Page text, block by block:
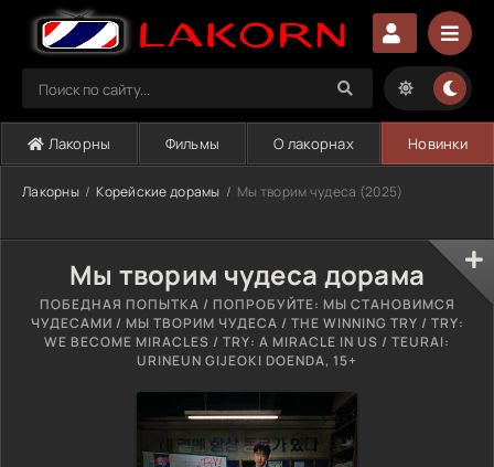
Лакорны Фильмы О лакорнах Новинки
Лакорны Корейские дорамы Мы творим чудеса (2025)
Мы творим чудеса дорама
ПОБЕДНАЯ ПОПЫТКА / ПОПРОБУЙТЕ: МЫ СТАНОВИМСЯ
ЧУДЕСАМИ / МЫ ТВОРИМ ЧУДЕСА / THE WINNING TRY / TRY:
WE BECOME MIRACLES / TRY: A MIRACLE IN US / TEURAI:
URINEUN GIJEOKI DOENDA, 15+